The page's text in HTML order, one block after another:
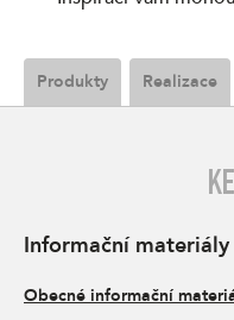
Produkty Realizace
Informační materiály
Obecné informační